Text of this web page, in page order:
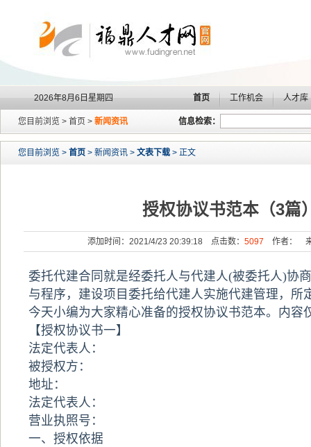
2026年8月6日星期四 首页 工作机会 人才库
您目前浏览 > 首页 > 新闻资讯 信息检索：
您目前浏览 > 首页 > 新闻资讯 > 文表下载 > 正文
授权协议书范本（3篇
添加时间：2021/4/23 20:39:18 点击数：5097 作者： 来
委托代建合同就是经委托人与代建人(被委托人)协
与程序，建设项目委托给代建人实施代建管理，所
今天小编为大家精心准备的授权协议书范本。内容
【授权协议书一】
法定代表人：
被授权方：
地址：
法定代表人：
营业执照号：
一、授权依据